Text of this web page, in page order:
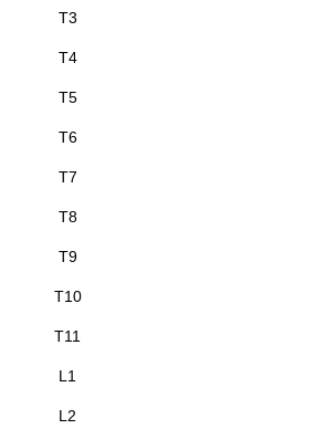
T3
T4
T5
T6
T7
T8
T9
T10
T11
L1
L2